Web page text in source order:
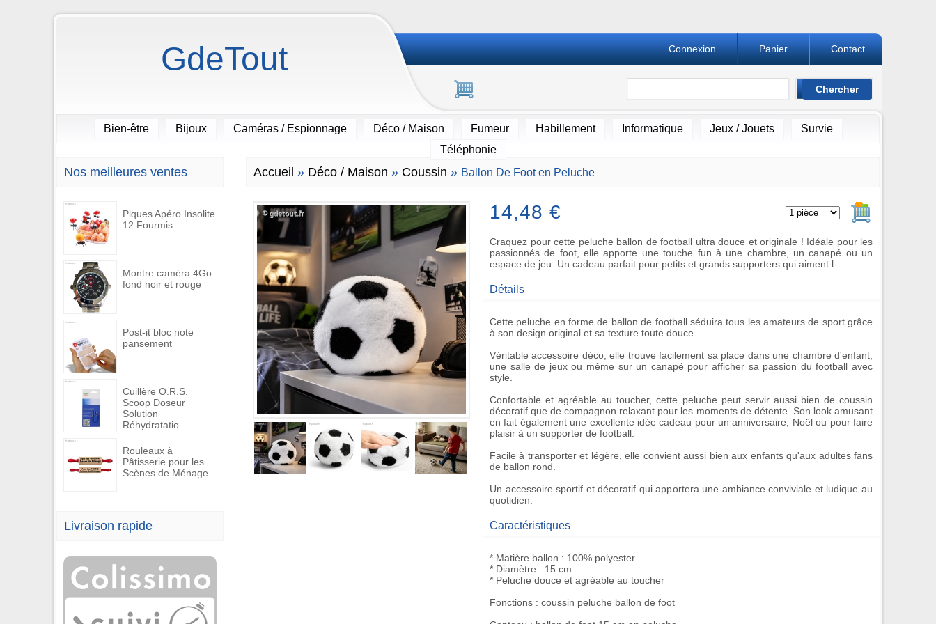
GdeTout Contact
Panier
Connexion
Bien-être Bijoux Caméras / Espionnage Déco / Maison Fumeur Habillement Informatique Jeux / Jouets
Survie
Téléphonie
Nos meilleures ventes
Piques Apéro Insolite
12 Fourmis
Montre caméra 4Go
fond noir et rouge
Post-it bloc note
pansement
Cuillère O.R.S.
Scoop Doseur
Solution
Réhydratatio
Rouleaux à
Pâtisserie pour les
Scènes de Ménage
Livraison rapide
Accueil » Déco / Maison » Coussin » Ballon De Foot en Peluche
14,48 €
Craquez pour cette peluche ballon de football ultra douce et originale ! Idéale pour les
passionnés de foot, elle apporte une touche fun à une chambre, un canapé ou un
espace de jeu. Un cadeau parfait pour petits et grands supporters qui aiment l
Détails
Cette peluche en forme de ballon de footballséduira tous les amateurs de sport grâce
à son design original et sa texture toute douce.
Véritable accessoire déco, elle trouve facilement sa place dans une chambre d'enfant,
une salle de jeux ou même sur un canapé pour afficher sa passion du football avec
style.
Confortable et agréable au toucher, cette peluche peut servir aussi bien de coussin
décoratif que de compagnon relaxant pour les moments de détente. Son look amusant
en fait également une excellente idée cadeau pour un anniversaire, Noël ou pour faire
plaisir à un supporter de football.
Facile à transporter et légère, elle convient aussi bien aux enfants qu'aux adultes fans
de ballon rond.
Un accessoire sportif et décoratif qui apportera une ambiance conviviale et ludique au
quotidien.
Caractéristiques
* Matière ballon : 100% polyester
* Diamètre : 15 cm
* Peluche douce et agréable au toucher
Fonctions : coussin peluche ballon de foot